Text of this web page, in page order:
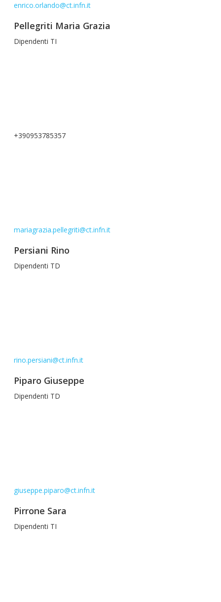
enrico.orlando@ct.infn.it
Pellegriti Maria Grazia
Dipendenti TI
+390953785357
mariagrazia.pellegriti@ct.infn.it
Persiani Rino
Dipendenti TD
rino.persiani@ct.infn.it
Piparo Giuseppe
Dipendenti TD
giuseppe.piparo@ct.infn.it
Pirrone Sara
Dipendenti TI